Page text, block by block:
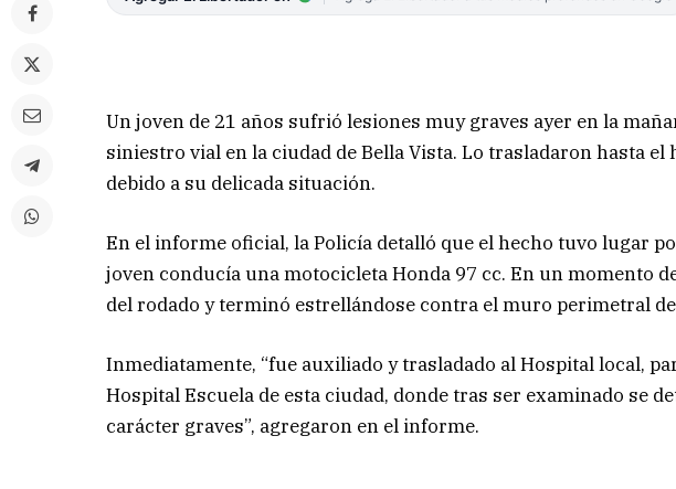
Un joven de 21 años sufrió lesiones muy graves ayer en la
siniestro vial en la ciudad de Bella Vista. Lo trasladaron hasta el
debido a su delicada situación.
En el informe oficial, la Policía detalló que el hecho tuvo lugar
joven conducía una motocicleta Honda 97 cc. En un momento
del rodado y terminó estrellándose contra el muro perimetral
Inmediatamente, “fue auxiliado y trasladado al Hospital local,
Hospital Escuela de esta ciudad, donde tras ser examinado se
carácter graves”, agregaron en el informe.